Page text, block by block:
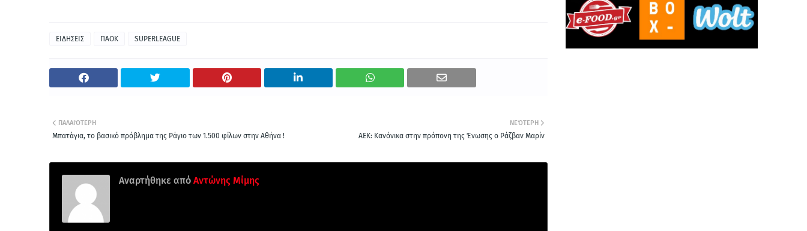
ΕΙΔΗΣΕΙΣ ΠΑΟΚ SUPERLEAGUE
ΝΕΌΤΕΡΗ
ΑΕΚ: Κανόνικα στην πρόπονη της Ένωσης ο Ράζβαν Μαρίν
ΠΑΛΑΙΌΤΕΡΗ
Μπατάγια, το βασικό πρόβλημα της Ράγιο των 1.500 φίλων στην Αθήνα !
Αναρτήθηκε από Αντώνης Μίμης